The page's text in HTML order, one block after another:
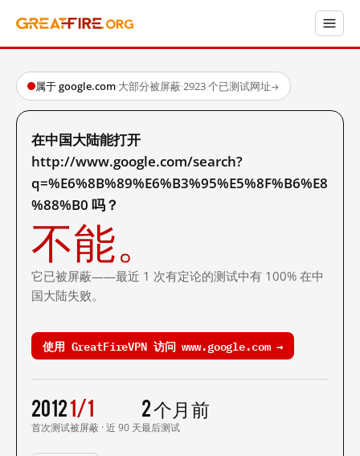
属于 google.com·大部分被屏蔽·2923 个已测试网址→
在中国大陆能打开
http://www.google.com/search?
q=%E6%8B%89%E6%B3%95%E5%8F%B6%E8
%88%B0 吗？
不能。
它已被屏蔽——最近 1 次有定论的测试中有 100% 在中
国大陆失败。
使用 GreatFireVPN 访问 www.google.com →
2012
首次测试
1/1
被屏蔽 · 近 90 天
2 个月前
最后测试